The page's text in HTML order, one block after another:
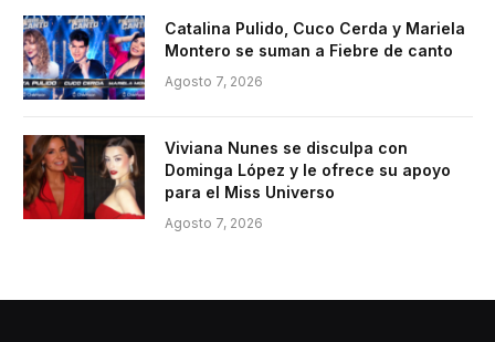
Catalina Pulido, Cuco Cerda y Mariela
Montero se suman a Fiebre de canto
Agosto 7, 2026
Viviana Nunes se disculpa con
Dominga López y le ofrece su apoyo
para el Miss Universo
Agosto 7, 2026